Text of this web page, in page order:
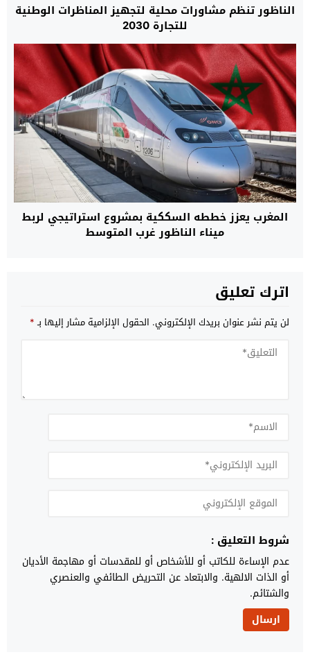
الناظور تنظم مشاورات محلية لتجهيز المناظرات الوطنية
للتجارة 2030
المغرب يعزز خططه السككية بمشروع استراتيجي لربط
ميناء الناظور غرب المتوسط
اترك تعليق
لن يتم نشر عنوان بريدك الإلكتروني. الحقول الإلزامية مشار إليها بـ*
شروط التعليق :
عدم الإساءة للكاتب أو للأشخاص أو للمقدسات أو مهاجمة الأديان
أو الذات الالهية. والابتعاد عن التحريض الطائفي والعنصري
والشتائم.